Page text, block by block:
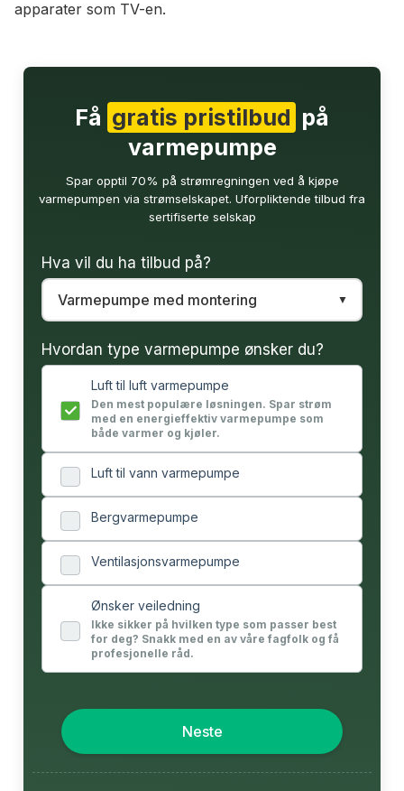
apparater som TV-en.
Få gratis pristilbud på
varmepumpe
Spar opptil 70% på strømregningen ved å kjøpe
varmepumpen via strømselskapet. Uforpliktende tilbud fra
sertifiserte selskap
Hva vil du ha tilbud på?
Hvordan type varmepumpe ønsker du?
Luft til luft varmepumpe
Den mest populære løsningen. Spar strøm
med en energieffektiv varmepumpe som
både varmer og kjøler.
Luft til vann varmepumpe
Bergvarmepumpe
Ventilasjonsvarmepumpe
Ønsker veiledning
Ikke sikker på hvilken type som passer best
for deg? Snakk med en av våre fagfolk og få
profesjonelle råd.
Neste